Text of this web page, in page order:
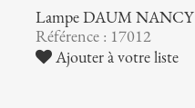
Lampe DAUM NANCY
Référence : 17012
Ajouter à votre liste